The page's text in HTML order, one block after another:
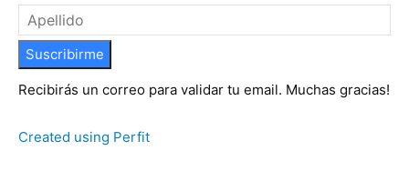
Suscribirme
Recibirás un correo para validar tu email. Muchas gracias!
Created using Perfit